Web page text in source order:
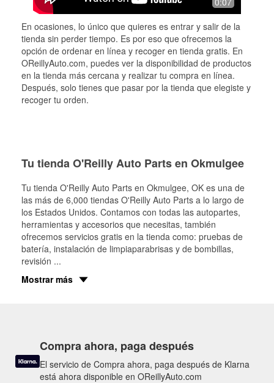
En ocasiones, lo único que quieres es entrar y salir de la
tienda sin perder tiempo. Es por eso que ofrecemos la
opción de ordenar en línea y recoger en tienda gratis. En
OReillyAuto.com, puedes ver la disponibilidad de productos
en la tienda más cercana y realizar tu compra en línea.
Después, solo tienes que pasar por la tienda que elegiste y
recoger tu orden.
Tu tienda O'Reilly Auto Parts en Okmulgee
Tu tienda O'Reilly Auto Parts en Okmulgee, OK es una de
las más de 6,000 tiendas O'Reilly Auto Parts a lo largo de
los Estados Unidos. Contamos con todas las autopartes,
herramientas y accesorios que necesitas, también
ofrecemos servicios gratis en la tienda como: pruebas de
batería, instalación de limpiaparabrisas y de bombillas,
revisión ...
Mostrar más
Compra ahora, paga después
El servicio de Compra ahora, paga después de Klarna
está ahora disponible en OReillyAuto.com